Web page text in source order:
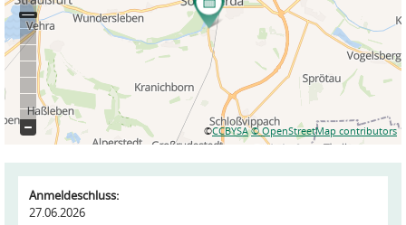
©CCBYSA © OpenStreetMap contributors
Anmeldeschluss:
27.06.2026